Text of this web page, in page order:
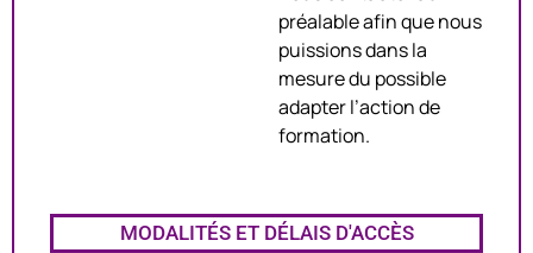
préalable afin que nous
puissions dans la
mesure du possible
adapter l’action de
formation.
MODALITÉS ET DÉLAIS D'ACCÈS